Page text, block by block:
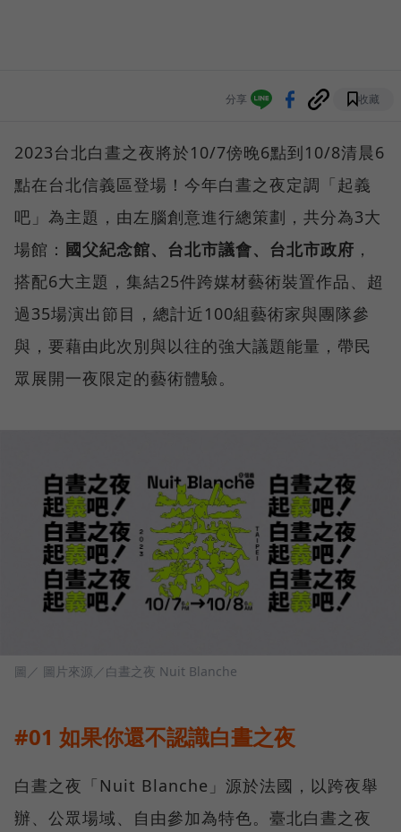
分享 收藏
2023台北白晝之夜將於10/7傍晚6點到10/8清晨6
點在台北信義區登場！今年白晝之夜定調「起義
吧」為主題，由左腦創意進行總策劃，共分為3大
場館： 國父紀念館、台北市議會、台北市政府 ，
搭配6大主題，集結25件跨媒材藝術裝置作品、超
過35場演出節目，總計近100組藝術家與團隊參
與，要藉由此次別與以往的強大議題能量，帶民
眾展開一夜限定的藝術體驗。
圖／ 圖片來源／白晝之夜 Nuit Blanche
#01 如果你還不認識白晝之夜
白晝之夜「Nuit Blanche」源於法國，以跨夜舉
辦、公眾場域、自由參加為特色。臺北白晝之夜